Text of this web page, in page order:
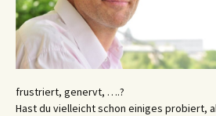
frustriert, genervt, ….?
Hast du vielleicht schon einiges probiert,